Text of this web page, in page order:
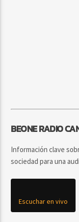
BEONE RADIO
Información clave
sociedad para una
Escuchar en vivo